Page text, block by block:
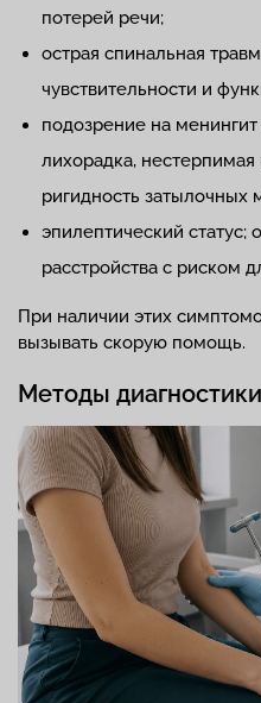
потерей речи;
острая спинальная
чувствительности и
подозрение на
лихорадка, нестерпимая
ригидность затылочных
эпилептический статус;
расстройства с риском
При наличии этих
вызывать скорую помощь.
Методы